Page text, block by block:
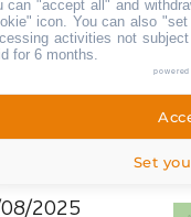
du village à proximité
superette, traiteur,
est magnifique. Il est
Nous avons
08/2025
can "accept all" and
icon. You can also
activities not
for 6 months.
Set